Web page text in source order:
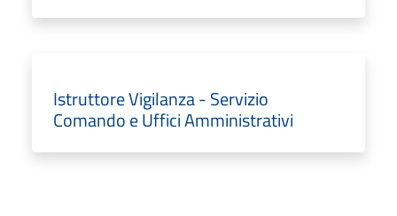
Istruttore Vigilanza - Servizio
Comando e Uffici Amministrativi